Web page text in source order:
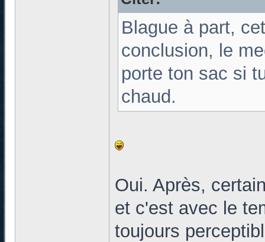
Blague à part,
conclusion, le
porte ton sac si
chaud.
Oui. Après,
et c'est avec le
toujours